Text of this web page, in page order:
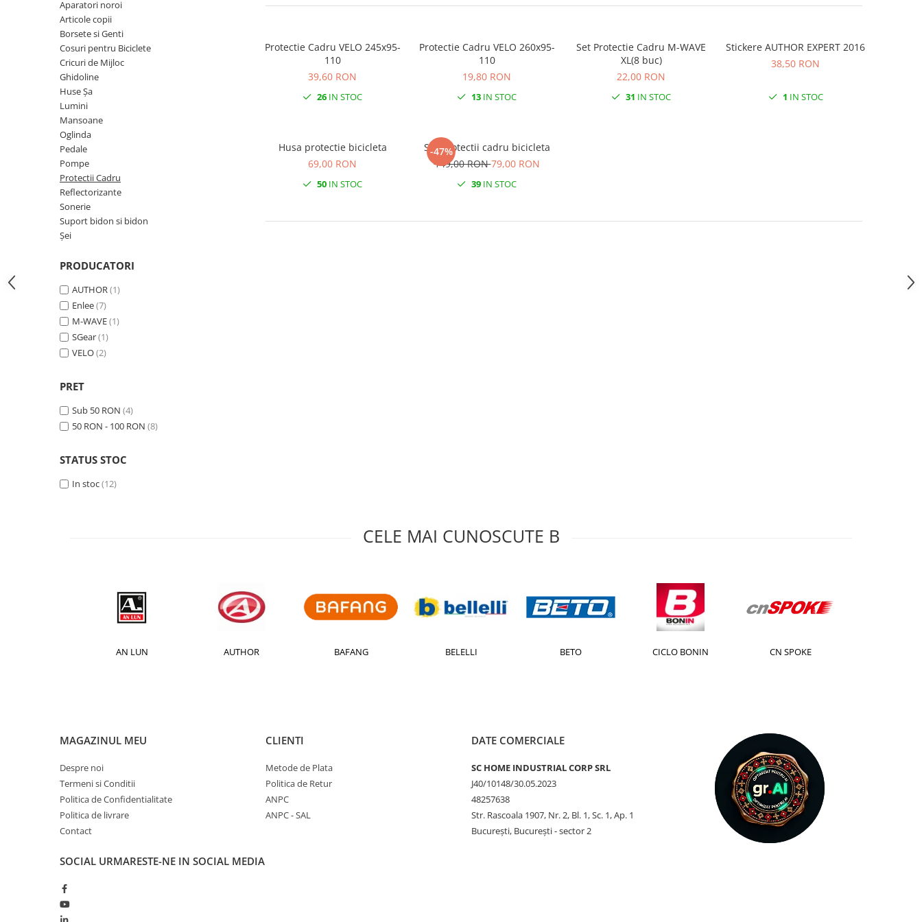
Cosuri pentru Biciclete
Pedale SPD
Accesorii Pedale
Borsete si Genti
Protectii Cadru
Antifurturi
Suport bidon si bidon
Aparatori noroi
Oglinda
Roti ajutatoare
Scaune pentru Copii
Transport si Depozitare
ZA Missinglink
Solutii Tubeless
Spacere/Axe Butuci/Rulmenti
Camere de bicicleta
Accesorii Camere
Capete Cablu si Manta
Accesorii Frane Hidraulice
Distantiere
Saboti Frana
Roti Fata
Frane V-Brake
Schimbator Foi
Manete Schimbator
Aparatori noroi
Articole copii
Borsete si Genti
Cosuri pentru Biciclete
Cricuri de Mijloc
Ghidoline
Huse Șa
Lumini
Mansoane
Oglinda
Pedale
Pompe
Protectii Cadru
Reflectorizante
Sonerie
Suport bidon si bidon
Șei
PRODUCATORI
AUTHOR(1)
Enlee(7)
M-WAVE(1)
SGear(1)
VELO(2)
PRET
Sub 50 RON (4)
50 RON - 100 RON (8)
STATUS STOC
In stoc(12)
Protectie Cadru VELO 245x95-
110
39,60 RON
26 IN STOC
Protectie Cadru VELO 260x95-
110
19,80 RON
13 IN STOC
Set Protectie Cadru M-WAVE
XL(8 buc)
22,00 RON
31 IN STOC
Stickere AUTHOR EXPERT 2016
38,50 RON
1 IN STOC
Husa protectie bicicleta
69,00 RON
50 IN STOC
-47%
Set protectii cadru bicicleta
149,00 RON79,00 RON
39 IN STOC
CELE MAI CUNOSCUTE B
AN LUN AUTHOR BAFANG BELELLI BETO CICLO BONIN CN SPOKE
MAGAZINUL MEU
Despre noi
Termeni si Conditii
Politica de Confidentialitate
Politica de livrare
Contact
CLIENTI
Metode de Plata
Politica de Retur
ANPC
ANPC - SAL
DATE COMERCIALE
SC HOME INDUSTRIAL CORP SRL
J40/10148/30.05.2023
48257638
Str. Rascoala 1907, Nr. 2, Bl. 1, Sc. 1, Ap. 1
București, București - sector 2
SOCIAL URMARESTE-NE IN SOCIAL MEDIA